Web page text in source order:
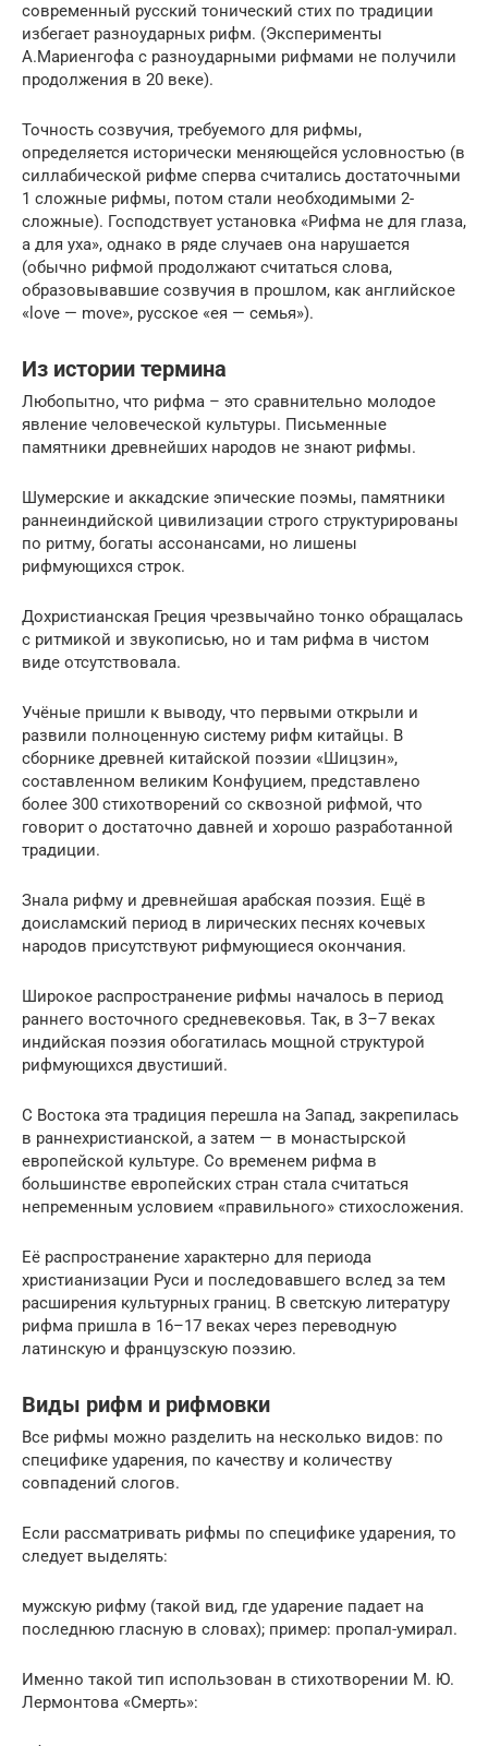
современный русский тонический стих по традиции
избегает разноударных рифм. (Эксперименты
А.Мариенгофа с разноударными рифмами не получили
продолжения в 20 веке).
Точность созвучия, требуемого для рифмы,
определяется исторически меняющейся условностью (в
силлабической рифме сперва считались достаточными
1 сложные рифмы, потом стали необходимыми 2-
сложные). Господствует установка «Рифма не для глаза,
а для уха», однако в ряде случаев она нарушается
(обычно рифмой продолжают считаться слова,
образовывавшие созвучия в прошлом, как английское
«love — move», русское «ея — семья»).
Из истории термина
Любопытно, что рифма – это сравнительно молодое
явление человеческой культуры. Письменные
памятники древнейших народов не знают рифмы.
Шумерские и аккадские эпические поэмы, памятники
раннеиндийской цивилизации строго структурированы
по ритму, богаты ассонансами, но лишены
рифмующихся строк.
Дохристианская Греция чрезвычайно тонко обращалась
с ритмикой и звукописью, но и там рифма в чистом
виде отсутствовала.
Учёные пришли к выводу, что первыми открыли и
развили полноценную систему рифм китайцы. В
сборнике древней китайской поэзии «Шицзин»,
составленном великим Конфуцием, представлено
более 300 стихотворений со сквозной рифмой, что
говорит о достаточно давней и хорошо разработанной
традиции.
Знала рифму и древнейшая арабская поэзия. Ещё в
доисламский период в лирических песнях кочевых
народов присутствуют рифмующиеся окончания.
Широкое распространение рифмы началось в период
раннего восточного средневековья. Так, в 3–7 веках
индийская поэзия обогатилась мощной структурой
рифмующихся двустиший.
С Востока эта традиция перешла на Запад, закрепилась
в раннехристианской, а затем — в монастырской
европейской культуре. Со временем рифма в
большинстве европейских стран стала считаться
непременным условием «правильного» стихосложения.
Её распространение характерно для периода
христианизации Руси и последовавшего вслед за тем
расширения культурных границ. В светскую литературу
рифма пришла в 16–17 веках через переводную
латинскую и французскую поэзию.
Виды рифм и рифмовки
Все рифмы можно разделить на несколько видов: по
специфике ударения, по качеству и количеству
совпадений слогов.
Если рассматривать рифмы по специфике ударения, то
следует выделять:
мужскую рифму (такой вид, где ударение падает на
последнюю гласную в словах); пример: пропал-умирал.
Именно такой тип использован в стихотворении М. Ю.
Лермонтова «Смерть»: